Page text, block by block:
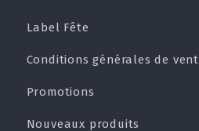
Label Fête
Conditions générales de
Promotions
Nouveaux produits